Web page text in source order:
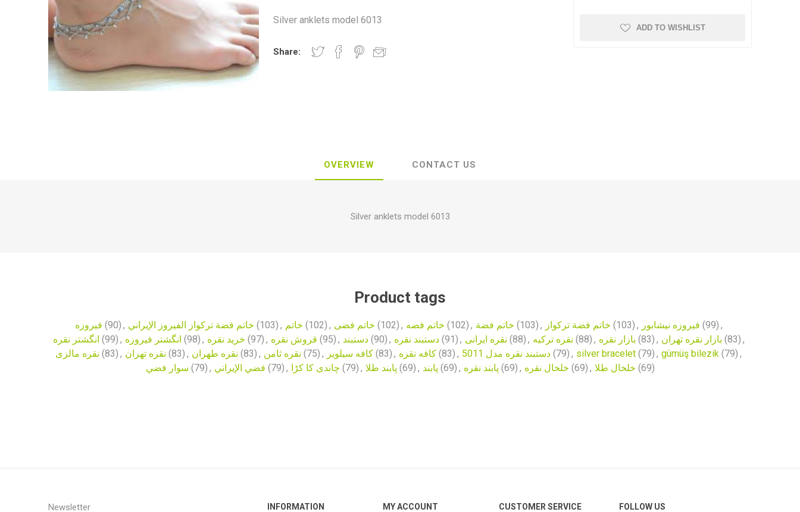
Silver anklets model 6013
Share:
ADD TO WISHLIST
OVERVIEW CONTACT US
Silver anklets model 6013
Product tags
فیروزه (90) , خاتم فضة تركواز الفيروز الإيراني (103) , خاتم (102) , خاتم فضی (102) , خاتم فضه (102) , خاتم فضة (103) , خاتم فضة تركواز (103) , فیروزه نیشابور (99) ,
انگشتر نقره (99) , انگشتر فیروزه (98) , خرید نقره (97) , قروش نقره (95) , دستبند (90) , دستبند نقره (91) , نقره ایرانی (88) , نقره ترکیه (88) , بازار نقره (83) , بازار نقره تهران (83) ,
نقره مالزی (83) , نقره تهران (83) , نقره طهران (83) , نقره ثامن (75) , کافه سیلویر (83) , کافه نقره (83) , دستبند نقره مدل 5011 (79) , silver bracelet (79) , gümüş bilezik (79) ,
سوار فضي (79) , فضي الإيراني (79) , چاندی کا کڑا (79) , پابند طلا (69) , پابند (69) , پابند نقره (69) , خلخال نقره (69) , خلخال طلا (69)
Newsletter INFORMATION MY ACCOUNT CUSTOMER SERVICE FOLLOW US